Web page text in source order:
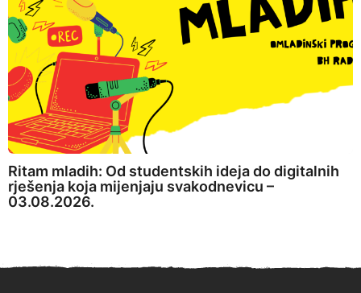
Ritam mladih: Od studentskih ideja do digitalnih
rješenja koja mijenjaju svakodnevicu –
03.08.2026.